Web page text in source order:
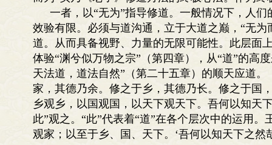
一者，以“无为”指导修道。一般情况下，人
效验有限。必须与道沟通，立于大道之巅，“无
道。从而具备视野、力量的无限可能性。此层面
体验“渊兮似万物之宗”（第四章），从“道”的高
天法道，道法自然”（第二十五章）的顺天应道
家，其德乃余。修之于乡，其德乃长。修之于国
乡观乡，以国观国，以天下观天下。吾何以知天
此”观之。“此”代表着“道”在各个层次中的运用
观家；以至于乡、国、天下。‘吾何以知天下之